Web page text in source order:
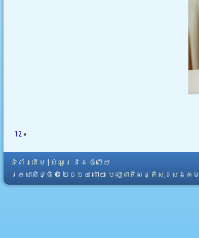
12»
ទំព័រដើម
សំណួរ និង ចំលើយ
រក្សាសិទ្ធិ © ២០១៤ ដោយ​ បេឡាជាតិសន្តិសុខសង្គម